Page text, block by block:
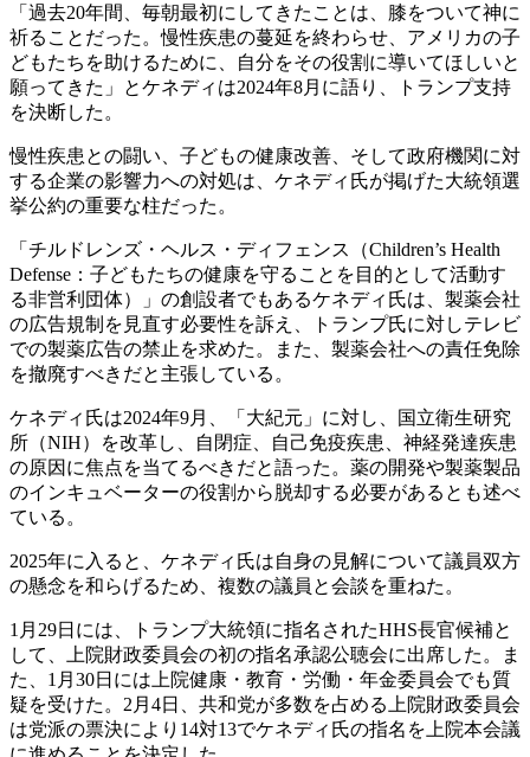
「過去20年間、毎朝最初にしてきたことは、膝をついて神に
祈ることだった。慢性疾患の蔓延を終わらせ、アメリカの子
どもたちを助けるために、自分をその役割に導いてほしいと
願ってきた」とケネディは2024年8月に語り、トランプ支持
を決断した。
慢性疾患との闘い、子どもの健康改善、そして政府機関に対
する企業の影響力への対処は、ケネディ氏が掲げた大統領選
挙公約の重要な柱だった。
「チルドレンズ・ヘルス・ディフェンス（Children’s Health
Defense：子どもたちの健康を守ることを目的として活動す
る非営利団体）」の創設者でもあるケネディ氏は、製薬会社
の広告規制を見直す必要性を訴え、トランプ氏に対しテレビ
での製薬広告の禁止を求めた。また、製薬会社への責任免除
を撤廃すべきだと主張している。
ケネディ氏は2024年9月、「大紀元」に対し、国立衛生研究
所（NIH）を改革し、自閉症、自己免疫疾患、神経発達疾患
の原因に焦点を当てるべきだと語った。薬の開発や製薬製品
のインキュベーターの役割から脱却する必要があるとも述べ
ている。
2025年に入ると、ケネディ氏は自身の見解について議員双方
の懸念を和らげるため、複数の議員と会談を重ねた。
1月29日には、トランプ大統領に指名されたHHS長官候補と
して、上院財政委員会の初の指名承認公聴会に出席した。ま
た、1月30日には上院健康・教育・労働・年金委員会でも質
疑を受けた。2月4日、共和党が多数を占める上院財政委員会
は党派の票決により14対13でケネディ氏の指名を上院本会議